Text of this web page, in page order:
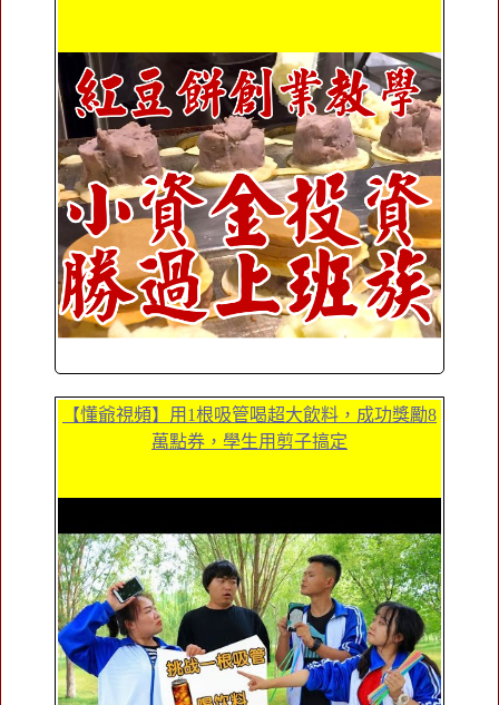
【懂爺視頻】用1根吸管喝超大飲料，成功獎勵8
萬點券，學生用剪子搞定